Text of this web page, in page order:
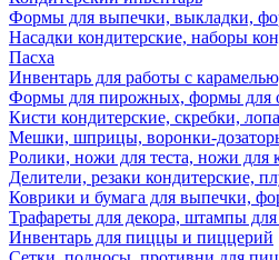
Формы для выпечки, выкладки,
Насадки кондитерские, наборы
Пасха
Инвентарь для работы с
Формы для пирожных, формы для
Кисти кондитерские, скребки,
Мешки, шприцы, воронки-
Ролики, ножи для теста, ножи для
Делители, резаки кондитерские,
Коврики и бумага для выпечки,
Трафареты для декора, штампы
Инвентарь для пиццы и пиццерий